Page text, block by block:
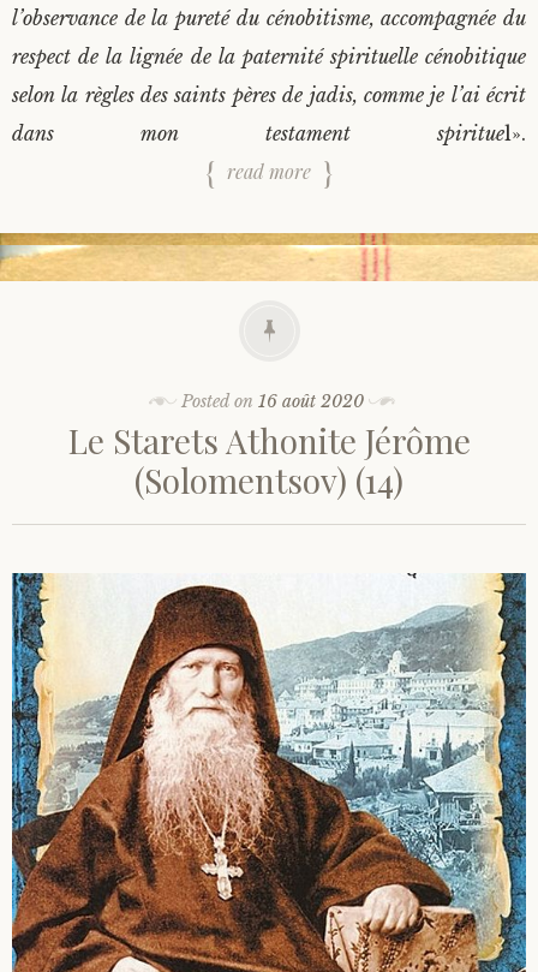
l’observance de la pureté du cénobitisme, accompagnée du
respect de la lignée de la paternité spirituelle cénobitique
selon la règles des saints pères de jadis, comme je l’ai écrit
dans mon testament spirituel».
read more
Posted on16 août 2020
Le Starets Athonite Jérôme
(Solomentsov) (14)